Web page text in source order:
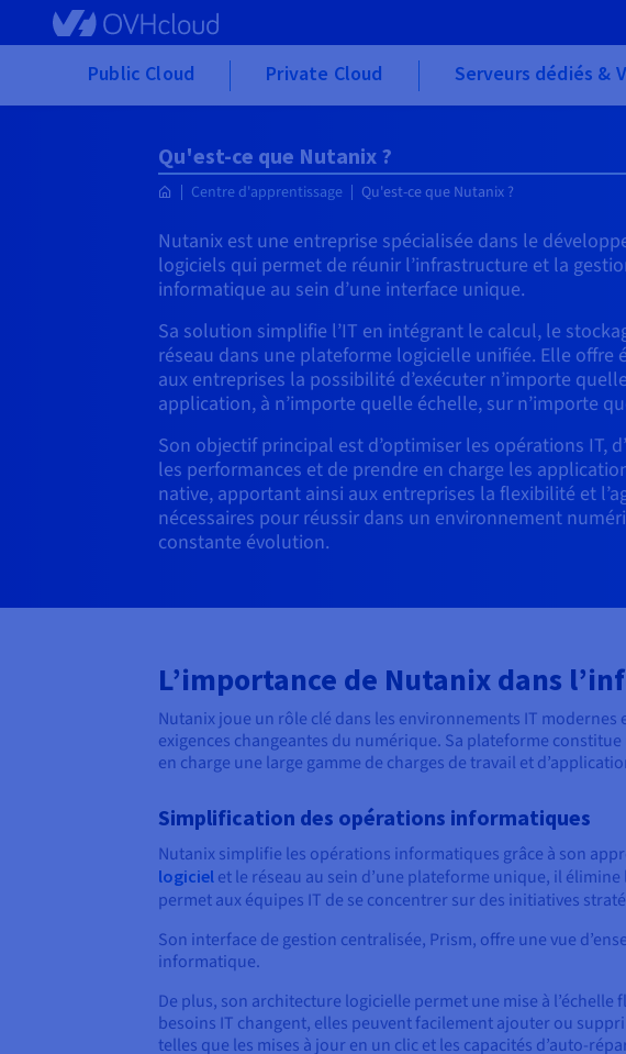
Skip to main content
Public Cloud Private Cloud Serveurs dédiés &
Qu'est-ce que Nutanix ?
Centre d'apprentissage Qu'est-ce que Nutanix ?
Nutanix est une entreprise spécialisée dans le
logiciels qui permet de réunir l’infrastructure et la
informatique au sein d’une interface unique.
Sa solution simplifie l’IT en intégrant le calcul, le
réseau dans une plateforme logicielle unifiée. Elle offre
aux entreprises la possibilité d’exécuter n’importe quelle
application, à n’importe quelle échelle, sur n’importe
Son objectif principal est d’optimiser les opérations IT,
les performances et de prendre en charge les
native, apportant ainsi aux entreprises la flexibilité et
nécessaires pour réussir dans un environnement
constante évolution.
L’importance de Nutanix dans
Nutanix joue un rôle clé dans les environnements IT
exigences changeantes du numérique. Sa plateforme
en charge une large gamme de charges de travail et
Simplification des opérations informatiques
Nutanix simplifie les opérations informatiques grâce à son
logiciel et le réseau au sein d’une plateforme unique, il
permet aux équipes IT de se concentrer sur des initiatives
Son interface de gestion centralisée, Prism, offre une vue
informatique.
De plus, son architecture logicielle permet une mise à
besoins IT changent, elles peuvent facilement ajouter ou
telles que les mises à jour en un clic et les capacités d’auto-